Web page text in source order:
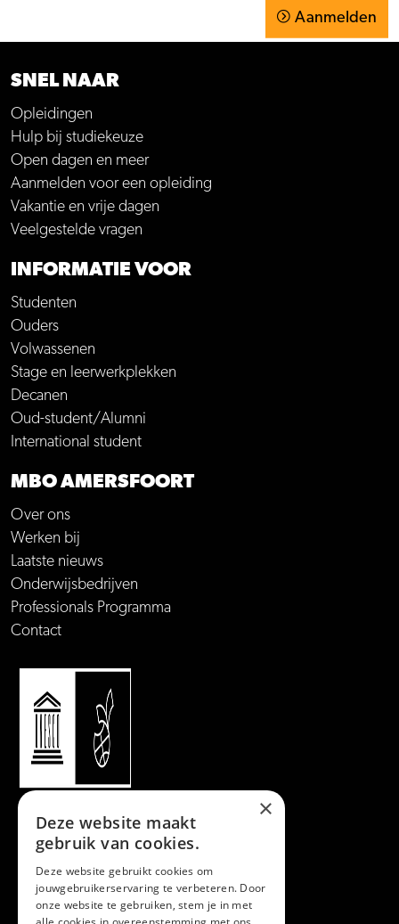
Aanmelden
SNEL NAAR
Opleidingen
Hulp bij studiekeuze
Open dagen en meer
Aanmelden voor een opleiding
Vakantie en vrije dagen
Veelgestelde vragen
INFORMATIE VOOR
Studenten
Ouders
Volwassenen
Stage en leerwerkplekken
Decanen
Oud-student/Alumni
International student
MBO AMERSFOORT
Over ons
Werken bij
Laatste nieuws
Onderwijsbedrijven
Professionals Programma
Contact
×
Deze website maakt
gebruik van cookies.
Deze website gebruikt cookies om
jouwgebruikerservaring te verbeteren. Door
onze website te gebruiken, stem je in met